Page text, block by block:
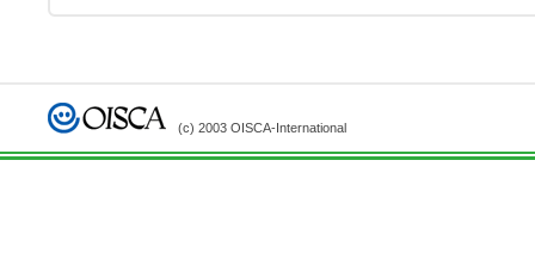
(c) 2003 OISCA-International